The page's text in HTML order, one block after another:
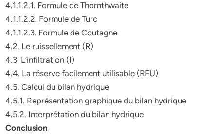
4.1.1.2.1. Formule de Thornthwaite
4.1.1.2.2. Formule de Turc
4.1.1.2.3. Formule de Coutagne
4.2. Le ruissellement (R)
4.3. L’infiltration (I)
4.4. La réserve facilement utilisable (RFU)
4.5. Calcul du bilan hydrique
4.5.1. Représentation graphique du bilan hydrique
4.5.2. Interprétation du bilan hydrique
Conclusion